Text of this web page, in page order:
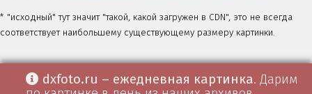
* "исходный" тут значит "такой, какой загружен в CDN", это не всегда
соответствует наибольшему существующему размеру картинки.
dxfoto.ru – ежедневная картинка. Дарим